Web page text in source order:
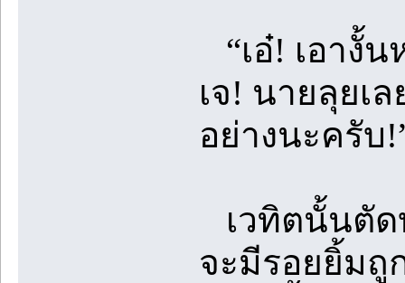
“เอ๋! เอางั้
เจ! นายลุยเ
อย่างนะครับ
เวทิตนั้นตัด
จะมีรอยยิ้มถู